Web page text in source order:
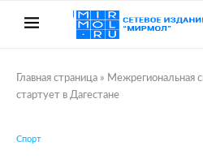
Главная страница » Межрегиональная
стартует в Дагестане
Спорт